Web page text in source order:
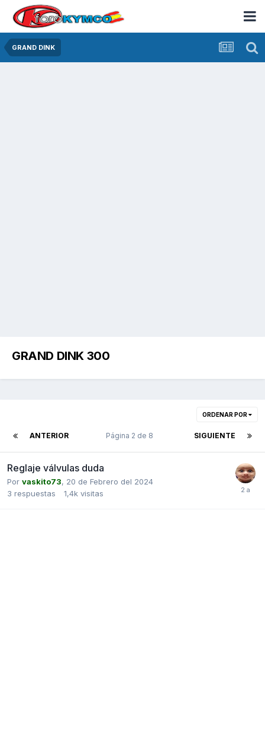
GRAND DINK
GRAND DINK 300
ORDENAR POR
ANTERIOR SIGUIENTE
Página 2 de 8
Reglaje válvulas duda
Por vaskito73, 20 de Febrero del 2024
3 respuestas 1,4k visitas